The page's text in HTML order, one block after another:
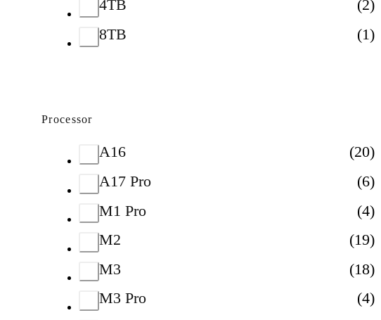
4TB
(2)
8TB
(1)
Processor
A16 (20)
A17 Pro
(6)
M1 Pro
(4)
M2
(19)
M3
(18)
M3 Pro
(4)